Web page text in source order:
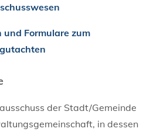
Formulare zum
der Stadt/Gemeinde
in dessen